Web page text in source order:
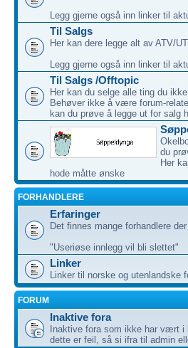
Legg gjerne også inn linker til
Til Salgs
Her kan dere legge alt av ATV/
Legg gjerne også inn linker til
Til Salgs /Offtopic
Her kan du selge alle ting du
Behøver ikke å være forum-
kan du prøve å legge ut for salg
du
Her
hode måtte ønske
FORHANDLERE
Erfaringer
Det finnes mange forhandlere
"Useriøse innlegg vil bli slettet"
Linker
Linker til norske og utenlandske
FORUM
Inaktive fora
Inaktive fora som ikke har vært
dette er feil, så si ifra til admin